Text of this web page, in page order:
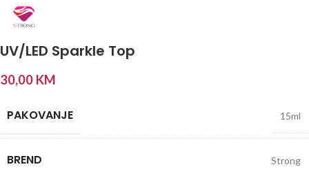
UV/LED Sparkle Top
30,00 KM
PAKOVANJE 15ml
BREND Strong